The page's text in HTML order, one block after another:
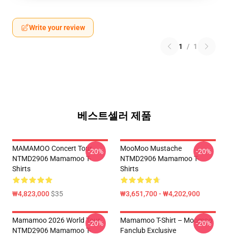
Write your review
1 / 1
베스트셀러 제품
MAMAMOO Concert Tour
NTMD2906 Mamamoo T-
Shirts
₩4,823,000$35
-20%
MooMoo Mustache
NTMD2906 Mamamoo T-
Shirts
₩3,651,700 - ₩4,202,900
-20%
Mamamoo 2026 World Tour
NTMD2906 Mamamoo T-
-20%
Mamamoo T-Shirt – Moomoo
Fanclub Exclusive
-20%